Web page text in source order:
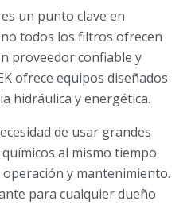
un punto clave en
todos los filtros ofrecen
proveedor confiable y
ofrece equipos diseñados
hidráulica y energética.
de usar grandes
al mismo tiempo
y mantenimiento.
para cualquier dueño